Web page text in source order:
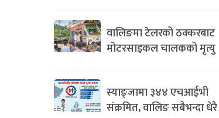
वालिङमा टेलरको ठक्करबाट
मोटरसाइकल चालकको मृत्यु
स्याङ्जामा ३४४ एचआईभी
संक्रमित, वालिङ सबैभन्दा धेरै